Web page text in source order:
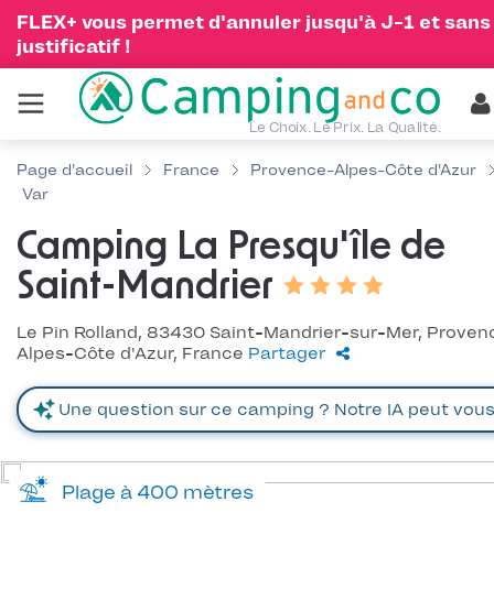
FLEX+ vous permet d'annuler jusqu'à J-1 et sans
justificatif !
Le Choix. Le Prix. La Qualité.
Page d'accueil France
Provence-Alpes-Côte d'Azur
Var
Camping La Presqu'île de
Saint-Mandrier
Le Pin Rolland, 83430 Saint-Mandrier-sur-Mer,
Alpes-Côte d'Azur, France Partager
Plage à 400 mètres